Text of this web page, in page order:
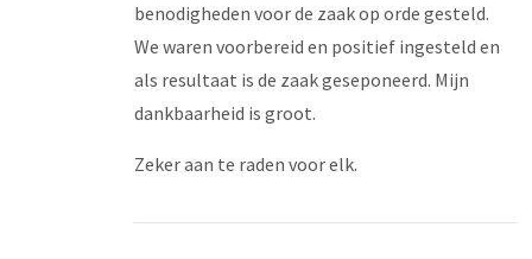
benodigheden voor de zaak op orde gesteld.
We waren voorbereid en positief ingesteld en
als resultaat is de zaak geseponeerd. Mijn
dankbaarheid is groot.
Zeker aan te raden voor elk.